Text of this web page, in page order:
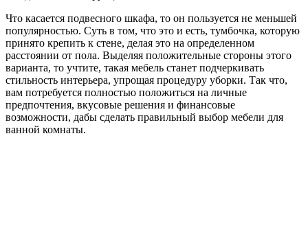
Что касается подвесного шкафа, то он пользуется не меньшей
популярностью. Суть в том, что это и есть, тумбочка, которую
принято крепить к стене, делая это на определенном
расстоянии от пола. Выделяя положительные стороны этого
варианта, то учтите, такая мебель станет подчеркивать
стильность интерьера, упрощая процедуру уборки. Так что,
вам потребуется полностью положиться на личные
предпочтения, вкусовые решения и финансовые
возможности, дабы сделать правильный выбор мебели для
ванной комнаты.